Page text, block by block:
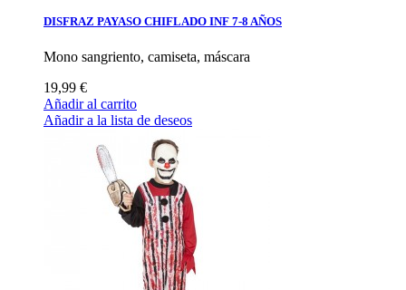
DISFRAZ PAYASO CHIFLADO INF 7-8 AÑOS
Mono sangriento, camiseta, máscara
19,99 €
Añadir al carrito
Añadir a la lista de deseos